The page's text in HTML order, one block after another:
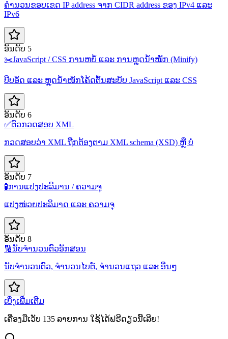
ຄຳນວນຂອບເຂດ IP address ຈາກ CIDR address ຂອງ IPv4 ແລະ
IPv6
ອັນດັບ 5
✂️JavaScript / CSS ການຫຍໍ້ ແລະ ການຫຼຸດນ້ຳໜັກ (Minify)
ບີບອັດ ແລະ ຫຼຸດນ້ຳໜັກໂຄ້ດຕົ້ນສະບັບ JavaScript ແລະ CSS
ອັນດັບ 6
✅ຕົວກວດສອບ XML
ກວດສອບວ່າ XML ຖືກຕ້ອງຕາມ XML schema (XSD) ຫຼື ບໍ່
ອັນດັບ 7
🧪ການແປງປະລິມານ / ຄວາມຈຸ
ແປງໜ່ວຍປະລິມາດ ແລະ ຄວາມຈຸ
ອັນດັບ 8
🔢ນັບຈຳນວນຕົວອັກສອນ
ນັບຈຳນວນຕົວ, ຈຳນວນໄບຕ໌, ຈຳນວນແຖວ ແລະ ອື່ນໆ
ເບິ່ງເພີ່ມເຕີມ
ເຄື່ອງມືເວັບ 135 ລາຍການ ໃຊ້ໄດ້ຟຣີດຽວນີ້ເລີຍ!